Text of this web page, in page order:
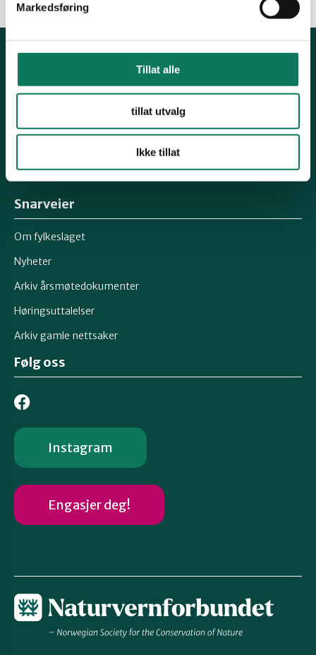
Markedsføring
Tillat alle
tillat utvalg
Ikke tillat
Kontakt fylkeslaget
E-post: troms@naturvernforbundet.no
Organisasjons# 971400811
Snarveier
Om fylkeslaget
Nyheter
Arkiv årsmøtedokumenter
Høringsuttalelser
Arkiv gamle nettsaker
Følg oss
Instagram
Engasjer deg!